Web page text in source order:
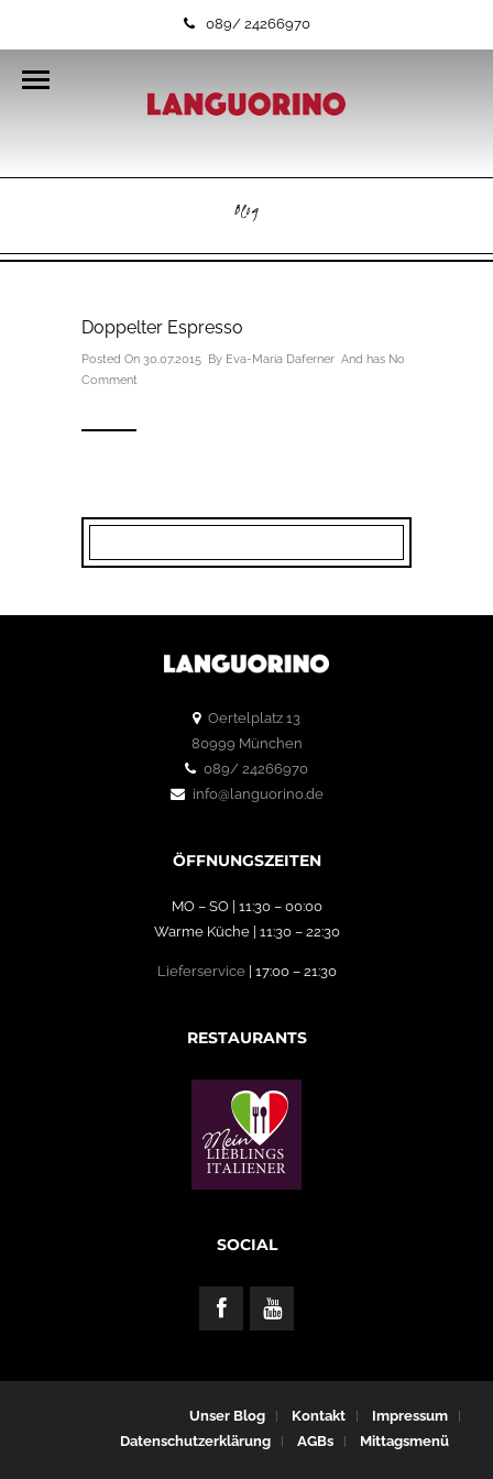
089/ 24266970
Blog
Doppelter Espresso
Posted On 30.07.2015 By Eva-Maria Daferner And has No
Comment
Oertelplatz 13
80999 München
089/ 24266970
info@languorino.de
ÖFFNUNGSZEITEN
MO – SO | 11:30 – 00:00
Warme Küche | 11:30 – 22:30
Lieferservice| 17:00 – 21:30
RESTAURANTS
SOCIAL
Unser Blog Kontakt
Impressum
Datenschutzerklärung
AGBs Mittagsmenü